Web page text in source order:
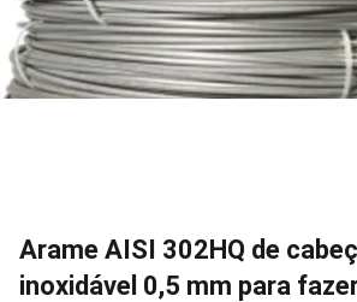
Arame AISI 302HQ de
inoxidável 0,5 mm para